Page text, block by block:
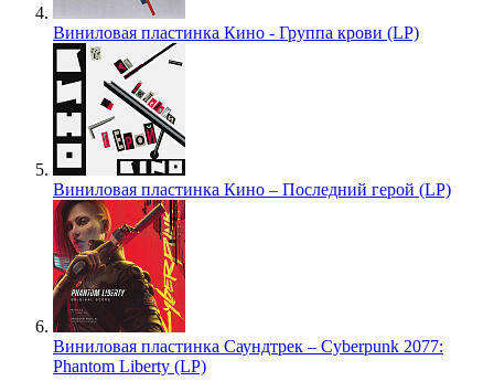
Виниловая пластинка Кино - Группа крови (LP)
Виниловая пластинка Кино – Последний герой (LP)
Виниловая пластинка Саундтрек – Cyberpunk 2077:
Phantom Liberty (LP)